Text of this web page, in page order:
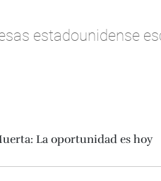
estadounidense